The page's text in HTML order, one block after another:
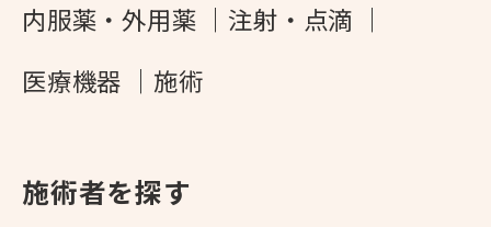
内服薬・外用薬
注射・点滴
医療機器
施術
施術者を探す